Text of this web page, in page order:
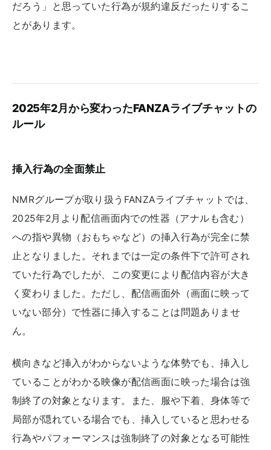
だろう」と思っていた行為が規約違反だったりするこ
とがあります。
2025年2月から変わったFANZAライブチャットの
ルール
挿入行為の全面禁止
NMRグループが取り扱うFANZAライブチャットでは、
2025年2月より配信画面内での性器（アナルも含む）
への指や異物（おもちゃなど）の挿入行為が完全に禁
止となりました。それまでは一定の条件下で許可され
ていた行為でしたが、この変更により配信内容が大き
く変わりました。ただし、配信画面外（画面に映って
いない部分）で性器に挿入することは問題ありませ
ん。
横向きなど挿入がわからないような体勢でも、挿入し
ていることがわかる映像が配信画面に映った場合は強
制終了の対象となります。また、服や下着、身体等で
局部が隠れている場合でも、挿入していると思わせる
行為やパフォーマンスは強制終了の対象となる可能性